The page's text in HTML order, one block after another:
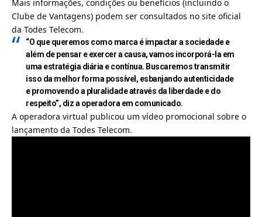
Mais informações, condições ou benefícios (incluindo o
Clube de Vantagens) podem ser consultados no site oficial
da Todes Telecom.
“O que queremos como marca é impactar a sociedade e
além de pensar e exercer a causa, vamos incorporá-la em
uma estratégia diária e contínua. Buscaremos transmitir
isso da melhor forma possível, esbanjando autenticidade
e promovendo a pluralidade através da liberdade e do
respeito”, diz a operadora em comunicado.
A operadora virtual publicou um vídeo promocional sobre o
lançamento da Todes Telecom.